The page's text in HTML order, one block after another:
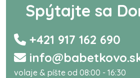
Spýtajte sa
+421 917 162 690
volaje & píšte od 08:00 - 16:30